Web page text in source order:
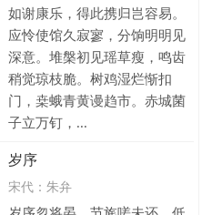
如谢康乐，得此携归岂容易。
应怜使馆久寂寥，分饷明明见
深意。堆槃初见瑶草瘦，鸣齿
稍觉琼枝脆。树鸡湿烂惭扣
门，桒蛾青黄谩趋市。赤城菌
子立万钉，...
岁序
宋代： 朱弁